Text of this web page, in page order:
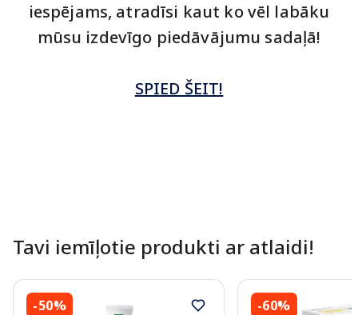
iespējams, atradīsi kaut ko vēl labāku
mūsu izdevīgo piedāvājumu sadaļā!
SPIED ŠEIT!
Tavi iemīļotie produkti ar atlaidi!
-50% -60%